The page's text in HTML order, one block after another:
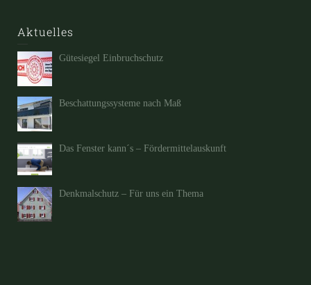
Aktuelles
Gütesiegel Einbruchschutz
Beschattungssysteme nach Maß
Das Fenster kann´s – Fördermittelauskunft
Denkmalschutz – Für uns ein Thema